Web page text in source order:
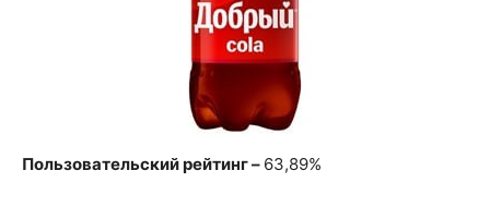
Пользовательский рейтинг – 63,89%